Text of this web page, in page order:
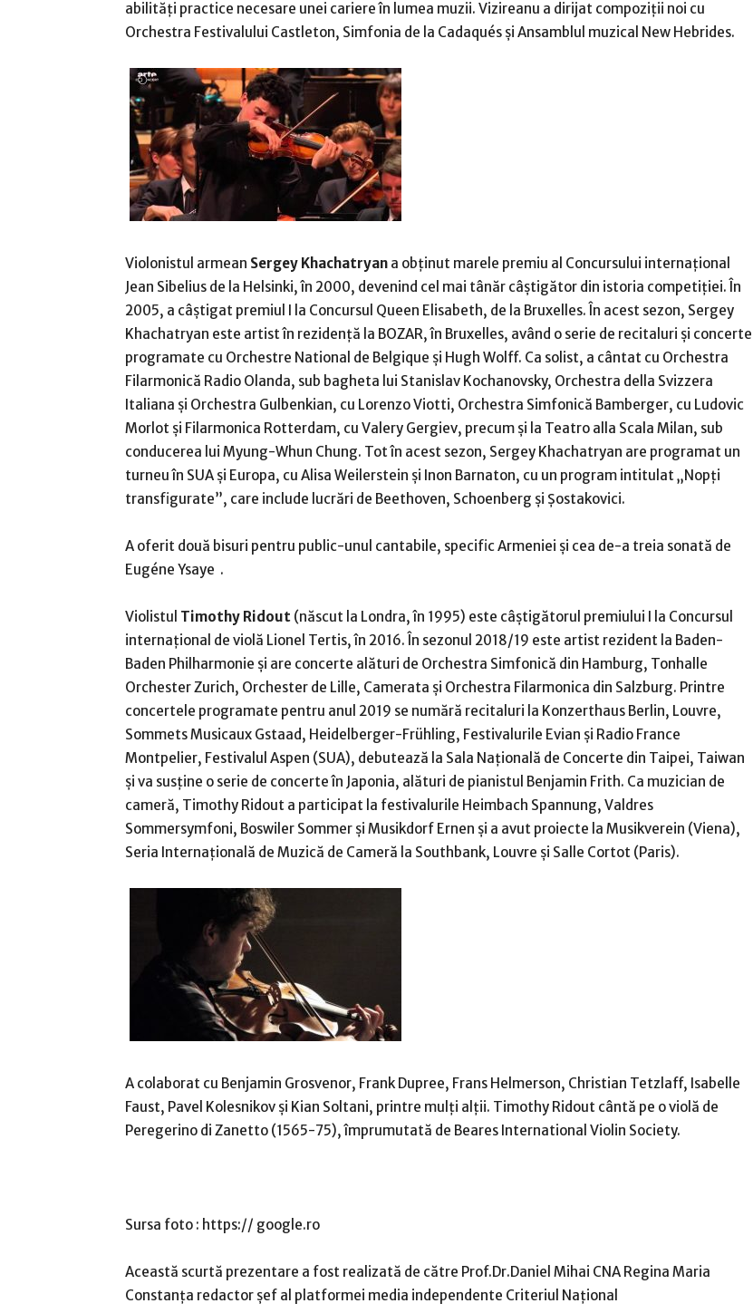
abilități practice necesare unei cariere în lumea muzii. Vizireanu a dirijat compoziții noi cu
Orchestra Festivalului Castleton, Simfonia de la Cadaqués și Ansamblul muzical New Hebrides.
Violonistul armean Sergey Khachatryan a obținut marele premiu al Concursului internațional
Jean Sibelius de la Helsinki, în 2000, devenind cel mai tânăr câștigător din istoria competiției. În
2005, a câștigat premiul I la Concursul Queen Elisabeth, de la Bruxelles. În acest sezon, Sergey
Khachatryan este artist în rezidență la BOZAR, în Bruxelles, având o serie de recitaluri și concerte
programate cu Orchestre National de Belgique și Hugh Wolff. Ca solist, a cântat cu Orchestra
Filarmonică Radio Olanda, sub bagheta lui Stanislav Kochanovsky, Orchestra della Svizzera
Italiana și Orchestra Gulbenkian, cu Lorenzo Viotti, Orchestra Simfonică Bamberger, cu Ludovic
Morlot și Filarmonica Rotterdam, cu Valery Gergiev, precum și la Teatro alla Scala Milan, sub
conducerea lui Myung-Whun Chung. Tot în acest sezon, Sergey Khachatryan are programat un
turneu în SUA și Europa, cu Alisa Weilerstein și Inon Barnaton, cu un program intitulat „Nopți
transfigurate”, care include lucrări de Beethoven, Schoenberg și Șostakovici.
A oferit două bisuri pentru public-unul cantabile, specific Armeniei și cea de-a treia sonată de
Eugéne Ysaye .
Violistul Timothy Ridout (născut la Londra, în 1995) este câștigătorul premiului I la Concursul
internațional de violă Lionel Tertis, în 2016. În sezonul 2018/19 este artist rezident la Baden-
Baden Philharmonie și are concerte alături de Orchestra Simfonică din Hamburg, Tonhalle
Orchester Zurich, Orchester de Lille, Camerata și Orchestra Filarmonica din Salzburg. Printre
concertele programate pentru anul 2019 se numără recitaluri la Konzerthaus Berlin, Louvre,
Sommets Musicaux Gstaad, Heidelberger-Frühling, Festivalurile Evian și Radio France
Montpelier, Festivalul Aspen (SUA), debutează la Sala Națională de Concerte din Taipei, Taiwan
și va susține o serie de concerte în Japonia, alături de pianistul Benjamin Frith. Ca muzician de
cameră, Timothy Ridout a participat la festivalurile Heimbach Spannung, Valdres
Sommersymfoni, Boswiler Sommer și Musikdorf Ernen și a avut proiecte la Musikverein (Viena),
Seria Internațională de Muzică de Cameră la Southbank, Louvre și Salle Cortot (Paris).
A colaborat cu Benjamin Grosvenor, Frank Dupree, Frans Helmerson, Christian Tetzlaff, Isabelle
Faust, Pavel Kolesnikov și Kian Soltani, printre mulți alții. Timothy Ridout cântă pe o violă de
Peregerino di Zanetto (1565-75), împrumutată de Beares International Violin Society.
Sursa foto : https:// google.ro
Această scurtă prezentare a fost realizată de către Prof.Dr.Daniel Mihai CNA Regina Maria
Constanța redactor șef al platformei media independente Criteriul Național